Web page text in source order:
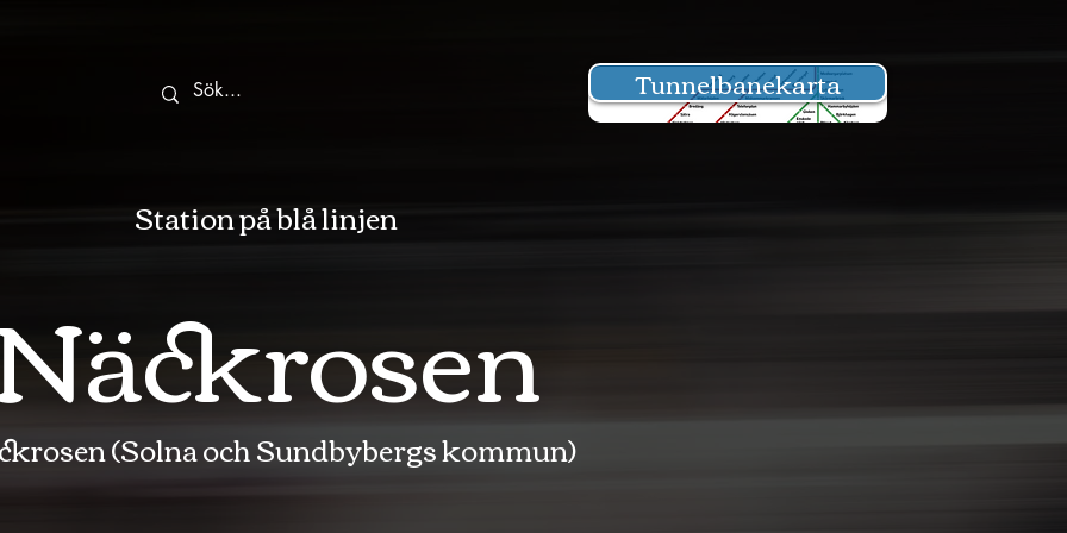
Tunnelbanekarta
Station på blå linjen
(Solna och Sundbybergs kommun)